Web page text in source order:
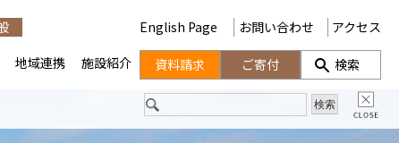
地域連携 施設紹介
English Page お問い合わせ アクセス
資料請求 ご寄付 検索